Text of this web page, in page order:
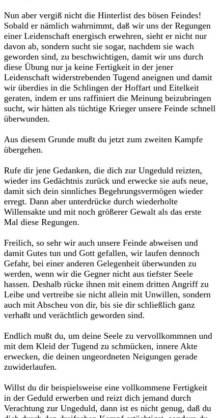
Nun aber vergiß nicht die Hinterlist des bösen Feindes!
Sobald er nämlich wahrnimmt, daß wir uns der Regungen
einer Leidenschaft energisch erwehren, sieht er nicht nur
davon ab, sondern sucht sie sogar, nachdem sie wach
geworden sind, zu beschwichtigen, damit wir uns durch
diese Übung nur ja keine Fertigkeit in der jener
Leidenschaft widerstrebenden Tugend aneignen und damit
wir überdies in die Schlingen der Hoffart und Eitelkeit
geraten, indem er uns raffiniert die Meinung beizubringen
sucht, wir hätten als tüchtige Krieger unsere Feinde schnell
überwunden.
Aus diesem Grunde mußt du jetzt zum zweiten Kampfe
übergehen.
Rufe dir jene Gedanken, die dich zur Ungeduld reizten,
wieder ins Gedächtnis zurück und erwecke sie aufs neue,
damit sich dein sinnliches Begehrungsvermögen wieder
erregt. Dann aber unterdrücke durch wiederholte
Willensakte und mit noch größerer Gewalt als das erste
Mal diese Regungen.
Freilich, so sehr wir auch unsere Feinde abweisen und
damit Gutes tun und Gott gefallen, wir laufen dennoch
Gefahr, bei einer anderen Gelegenheit überwunden zu
werden, wenn wir die Gegner nicht aus tiefster Seele
hassen. Deshalb rücke ihnen mit einem dritten Angriff zu
Leibe und vertreibe sie nicht allein mit Unwillen, sondern
auch mit Abscheu von dir, bis sie dir schließlich ganz
verhaßt und verächtlich geworden sind.
Endlich mußt du, um deine Seele zu vervollkommnen und
mit dem Kleid der Tugend zu schmücken, innere Akte
erwecken, die deinen ungeordneten Neigungen gerade
zuwiderlaufen.
Willst du dir beispielsweise eine vollkommene Fertigkeit
in der Geduld erwerben und reizt dich jemand durch
Verachtung zur Ungeduld, dann ist es nicht genug, daß du